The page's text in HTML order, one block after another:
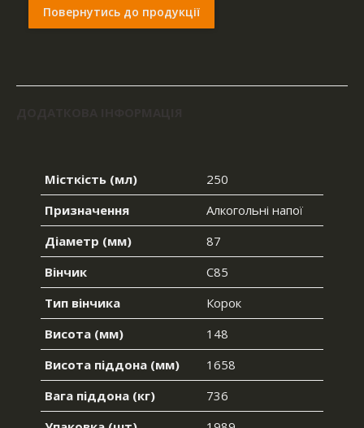
Повернутись до продукції
Місткість (мл)
250
Призначення
Алкогольні напої
Діаметр (мм)
87
Вінчик
С85
Тип вінчика
Корок
Висота (мм)
148
Висота піддона (мм)
1658
Вага піддона (кг)
736